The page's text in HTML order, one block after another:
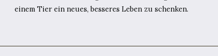
einem Tier ein neues, besseres Leben zu schenken.